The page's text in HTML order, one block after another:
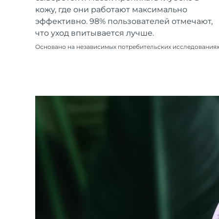
кожу, где они работают максимально
эффективно. 98% пользователей отмечают,
что уход впитывается лучше.
Основано на независимых потребительских исследованиях
All acne treatment devices
All revitalizing eye massagers
Уход KIWI™
Advanced pore care essentials
Serum
For healthy hair
issa™ Teeth Whitening Gel
18% PAP
Косметика Для мужчин